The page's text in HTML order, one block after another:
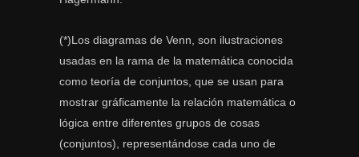
(*)Los diagramas de Venn, son ilustraciones
usadas en la rama de la matemática conocida
como teoría de conjuntos, que se usan para
mostrar gráficamente la relación matemática o
lógica entre diferentes grupos de cosas
(conjuntos), representándose cada uno de